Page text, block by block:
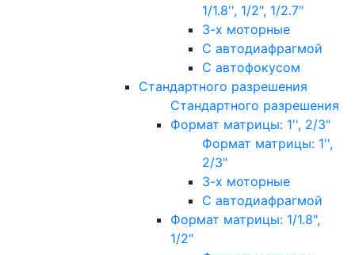
1/1.8'', 1/2", 1/2.7"
3-х моторные
С автодиафрагмой
С автофокусом
Стандартного разрешения
Стандартного разрешения
Формат матрицы: 1'', 2/3"
Формат матрицы: 1'',
2/3"
3-х моторные
С автодиафрагмой
Формат матрицы: 1/1.8",
1/2"